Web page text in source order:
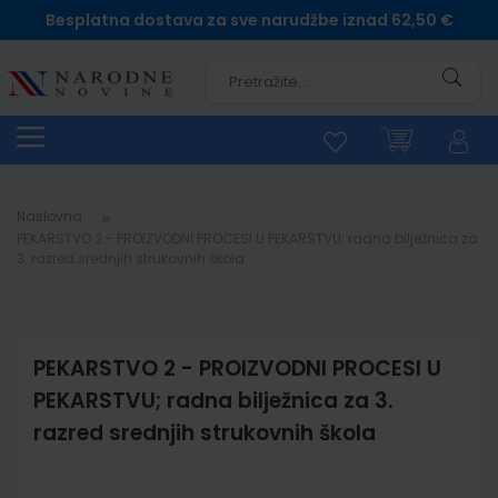
Besplatna dostava za sve narudžbe iznad 62,50 €
Naslovna
PEKARSTVO 2 - PROIZVODNI PROCESI U
PEKARSTVU; radna bilježnica za 3.
razred srednjih strukovnih škola